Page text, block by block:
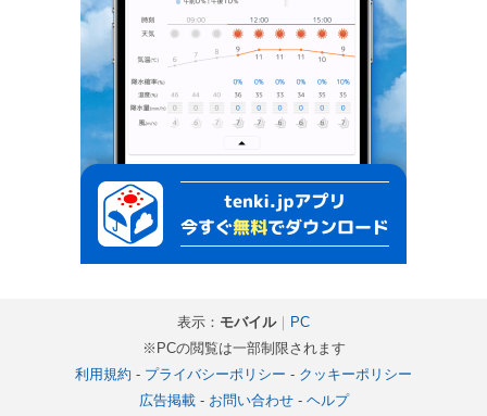
表示： モバイル｜
PC
※PCの閲覧は一部制限されます
利用規約 - プライバシーポリシー - クッキーポリシー
広告掲載- お問い合わせ- ヘルプ